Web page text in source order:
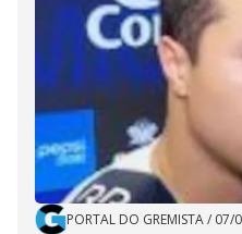
PORTAL DO GREMISTA/ 07/